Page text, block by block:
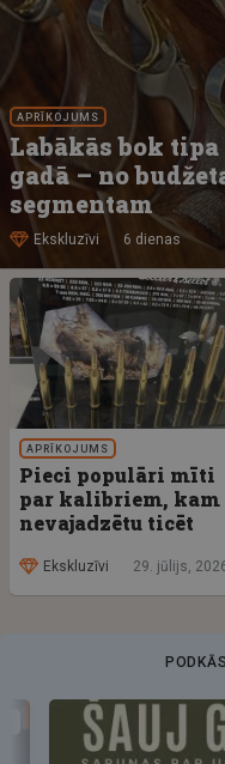
APRĪKOJUMS
Labākās bok
gadā – no
segmentam
Ekskluzīvi 6 dienas
APRĪKOJUMS
Pieci populāri mīti
par kalibriem, kam
nevajadzētu ticēt
Ekskluzīvi 29. jūlijs,